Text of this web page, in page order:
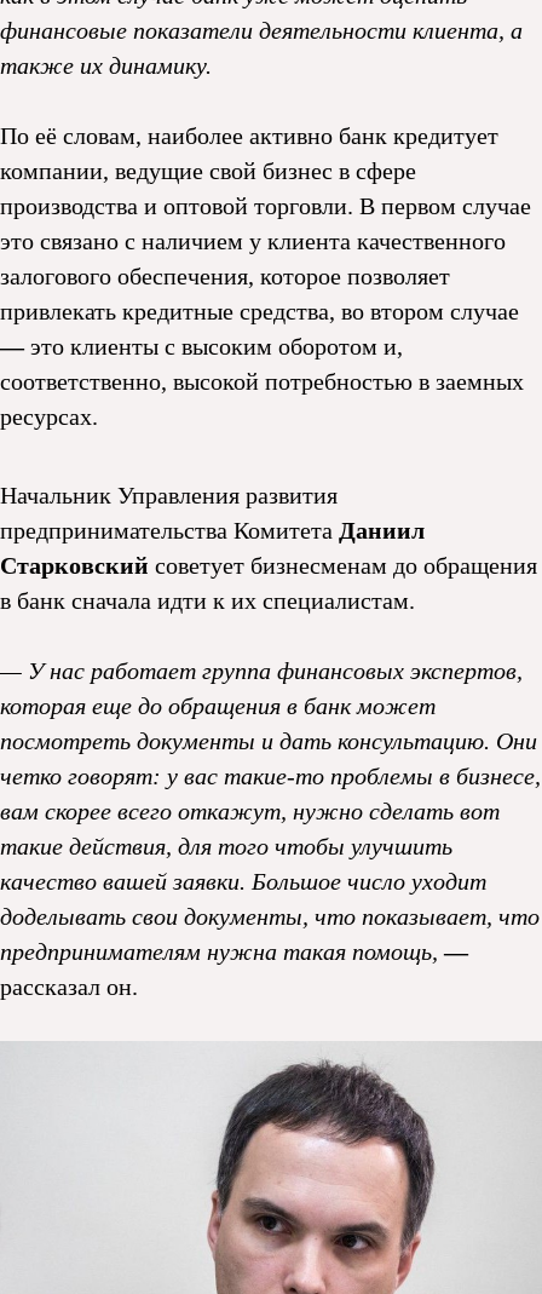
финансовые показатели деятельности клиента, а
также их динамику.
По её словам, наиболее активно банк кредитует
компании, ведущие свой бизнес в сфере
производства и оптовой торговли. В первом случае
это связано с наличием у клиента качественного
залогового обеспечения, которое позволяет
привлекать кредитные средства, во втором случае
—это клиенты с высоким оборотом и,
соответственно, высокой потребностью в заемных
ресурсах.
Начальник Управления развития
предпринимательства Комитета Даниил
Старковский советует бизнесменам до обращения
в банк сначала идти к их специалистам.
— У нас работает группа финансовых экспертов,
которая еще до обращения в банк может
посмотреть документы и дать консультацию. Они
четко говорят: у вас такие-то проблемы в бизнесе,
вам скорее всего откажут, нужно сделать вот
такие действия, для того чтобы улучшить
качество вашей заявки. Большое число уходит
доделывать свои документы, что показывает, что
предпринимателям нужна такая помощь,—
рассказал он.